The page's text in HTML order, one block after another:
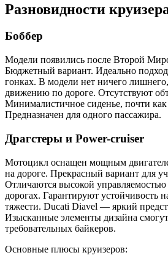
Разновидности
Боббер
Модели появились после Второй
Бюджетный вариант. Идеально
гонках. В модели нет ничего
движению по дороге. Отсутствуют
Минималистичное сиденье, почти как
Предназначен для одного пассажира.
Драгстеры и Power-cruiser
Мотоцикл оснащен мощным
на дороге. Прекрасный вариант для
Отличаются высокой управляемостью
дорогах. Гарантируют устойчивость
тяжести. Ducati Diavel — яркий
Изысканные элементы дизайна
требовательных байкеров.
Основные плюсы круизеров: